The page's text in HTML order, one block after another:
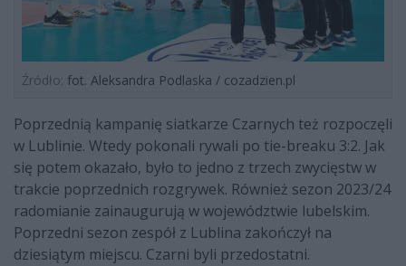
Źródło: fot. Aleksandra Podlaska / cozadzien.pl
Poprzednią kampanię siatkarze Czarnych też rozpoczęli
w Lublinie. Wtedy pokonali rywali po tie-breaku 3:2. Jak
się potem okazało, było to jedno z trzech zwycięstw w
trakcie poprzednich rozgrywek. Również sezon 2023/24
radomianie zainaugurują w województwie lubelskim.
Poprzedni sezon zespół z Lublina zakończył na
dziesiątym miejscu. Czarni byli przedostatni.